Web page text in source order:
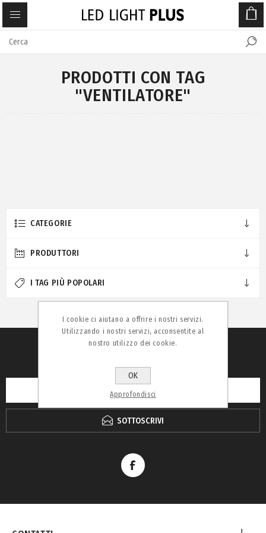
PRODOTTI CON TAG
"VENTILATORE"
CATEGORIE
PRODUTTORI
I TAG PIÙ POPOLARI
SOTTOSCRIVI
I cookie ci aiutano a offrire i nostri servizi.
Utilizzando i nostri servizi, acconsentite al
nostro utilizzo dei cookie.
OK
Approfondisci